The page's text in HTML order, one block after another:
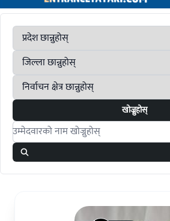
खोज्नुहोस्
Search candidates